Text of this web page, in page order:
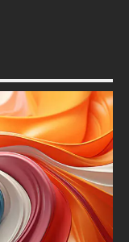
l'effet
Cette beauté
et neutre, une
de formes
et des cercles
structurelle
symphonie des
artistique
aux couleurs
briller et invitant
perdre dans la